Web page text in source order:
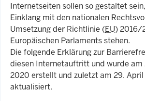
Internetseiten sollen so gestaltet
Einklang mit den nationalen
Umsetzung der Richtlinie (EU) 2016/
Europäischen Parlaments stehen.
Die folgende Erklärung zur
diesen Internetauftritt und wurde am
2020 erstellt und zuletzt am 29.
aktualisiert.